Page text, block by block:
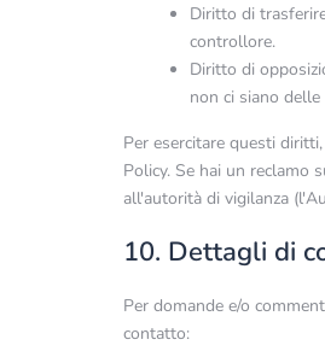
Diritto di
controllore.
Diritto di
non ci siano
Per esercitare questi
Policy. Se hai un reclamo
all'autorità di vigilanza
10. Dettagli di
Per domande e/o
contatto: